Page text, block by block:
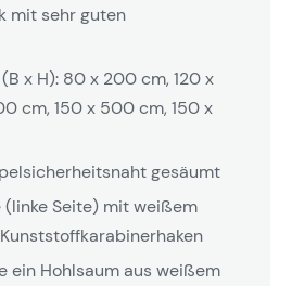
mit sehr guten
x H): 80 x 200 cm, 120 x
cm, 150 x 500 cm, 150 x
gesäumt
Seite) mit weißem
ein Hohlsaum aus weißem